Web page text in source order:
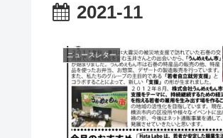
2021-11
ニュースレター